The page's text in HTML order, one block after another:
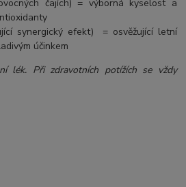
čajích) = výborná kyselost a
synergický efekt) = osvěžující letní
účinkem
lék. Při zdravotních potížích se vždy